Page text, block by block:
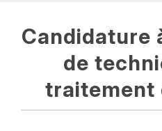
Candidature
de
traitement